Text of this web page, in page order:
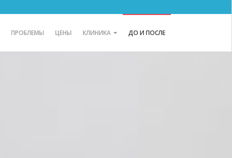
ПРОБЛЕМЫ ЦЕНЫ КЛИНИКА ДО И ПОСЛЕ